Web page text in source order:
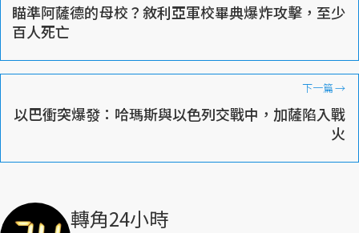
瞄準阿薩德的母校？敘利亞軍校畢典爆炸攻擊，至少
百人死亡
下一篇→
以巴衝突爆發：哈瑪斯與以色列交戰中，加薩陷入戰
火
轉角24小時